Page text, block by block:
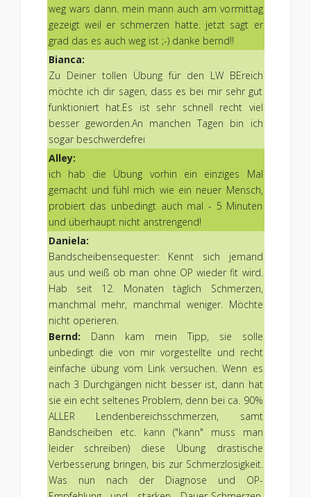
weg wars dann. mein mann auch am vormittag
gezeigt weil er schmerzen hatte. jetzt sagt er
grad das es auch weg ist ;-) danke bernd!!
Bianca:
Zu Deiner tollen Übung für den LW BEreich
möchte ich dir sagen, dass es bei mir sehr gut
funktioniert hat.Es ist sehr schnell recht viel
besser geworden.An manchen Tagen bin ich
sogar beschwerdefrei
Alley:
ich hab die Übung vorhin ein einziges Mal
gemacht und fühl mich wie ein neuer Mensch,
probiert das unbedingt auch mal - 5 Minuten
und überhaupt nicht anstrengend!
Daniela:
Bandscheibensequester: Kennt sich jemand
aus und weiß ob man ohne OP wieder fit wird.
Hab seit 12. Monaten täglich Schmerzen,
manchmal mehr, manchmal weniger. Möchte
nicht operieren.
Bernd: Dann kam mein Tipp, sie solle
unbedingt die von mir vorgestellte und recht
einfache übung vom Link versuchen. Wenn es
nach 3 Durchgängen nicht besser ist, dann hat
sie ein echt seltenes Problem, denn bei ca. 90%
ALLER Lendenbereichsschmerzen, samt
Bandscheiben etc. kann ("kann" muss man
leider schreiben) diese Übung drastische
Verbesserung bringen, bis zur Schmerzlosigkeit.
Was nun nach der Diagnose und OP-